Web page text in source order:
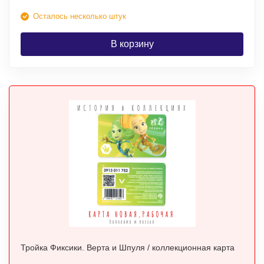
Осталось несколько штук
В корзину
Тройка Фиксики. Верта и Шпуля / коллекционная карта